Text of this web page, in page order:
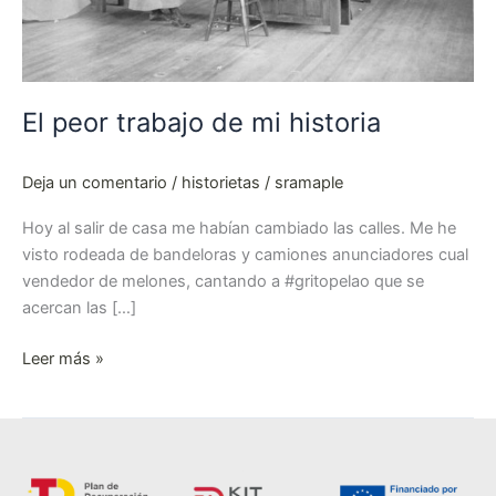
El peor trabajo de mi historia
Deja un comentario / historietas / sramaple
Hoy al salir de casa me habían cambiado las calles. Me he
visto rodeada de bandeloras y camiones anunciadores cual
vendedor de melones, cantando a #gritopelao que se
acercan las […]
Leer más »